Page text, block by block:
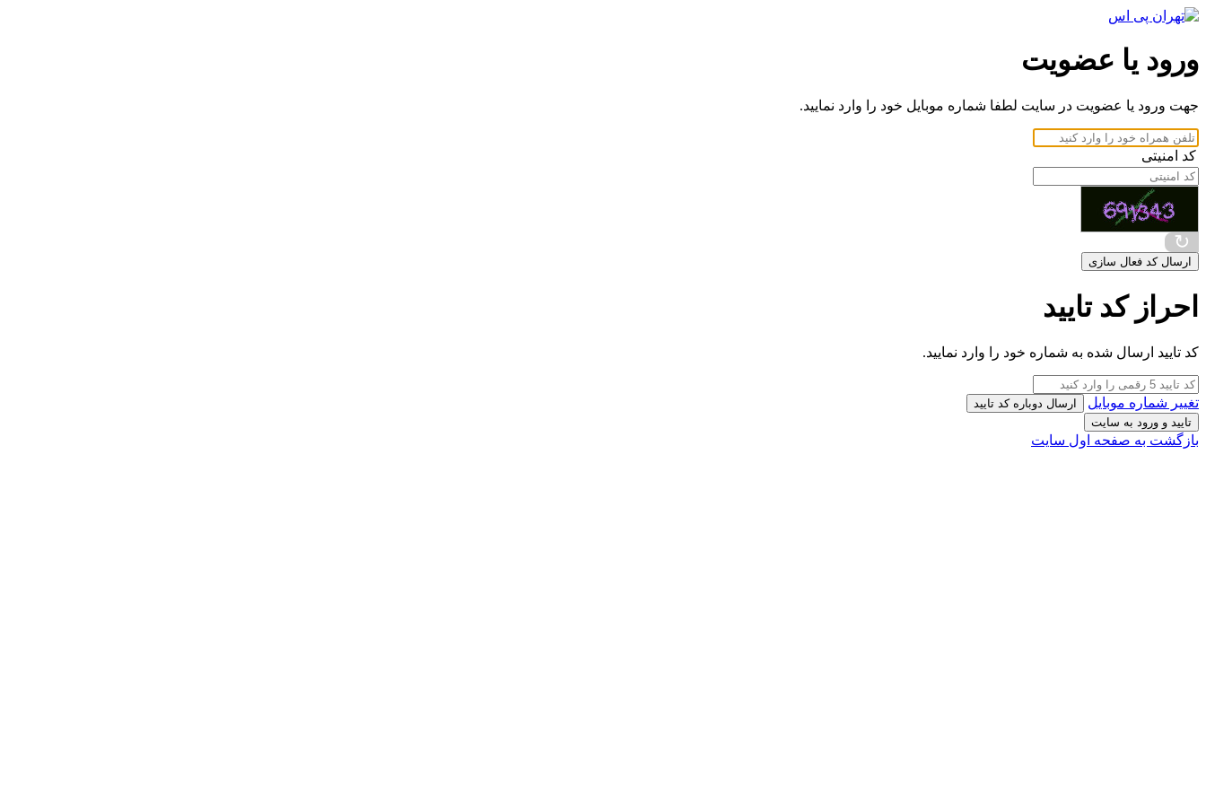
ورود یا عضویت
جهت ورود یا عضویت در سایت لطفا شماره موبایل خود را وارد نمایید.
کد امنیتی
↻
ارسال کد فعال سازی
احراز کد تایید
کد تایید ارسال شده به شماره خود را وارد نمایید.
تغییر شماره موبایل
ارسال دوباره کد تایید
تایید و ورود به سایت
بازگشت به صفحه اول سایت